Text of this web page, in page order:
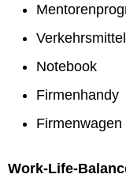
Notebook
Firmenhandy
Work-Life-